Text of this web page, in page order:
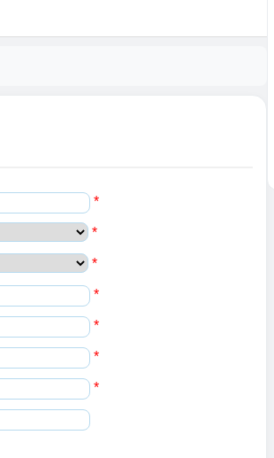
*
*
*
*
*
*
*